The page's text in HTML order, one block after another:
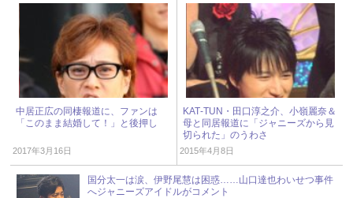
中居正広の同棲報道に、ファンは
「このまま結婚して！」と後押し
2017年3月16日
KAT‐TUN・田口淳之介、小嶺麗奈＆
母と同居報道に「ジャニーズから見
切られた」のうわさ
2015年4月8日
国分太一は涙、伊野尾慧は困惑……山口達也わいせつ事件
へジャニーズアイドルがコメント